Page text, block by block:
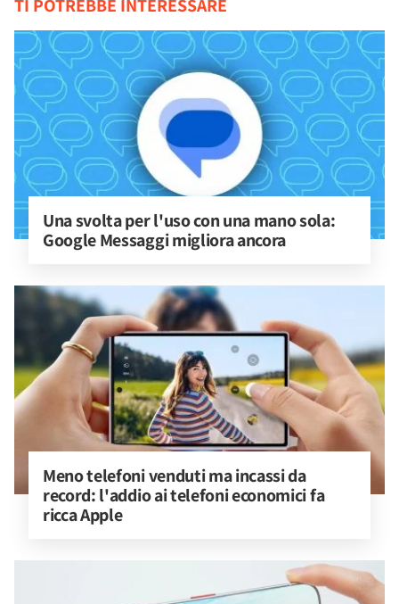
TI POTREBBE INTERESSARE
Una svolta per l'uso con una mano sola:
Google Messaggi migliora ancora
Meno telefoni venduti ma incassi da
record: l'addio ai telefoni economici fa
ricca Apple